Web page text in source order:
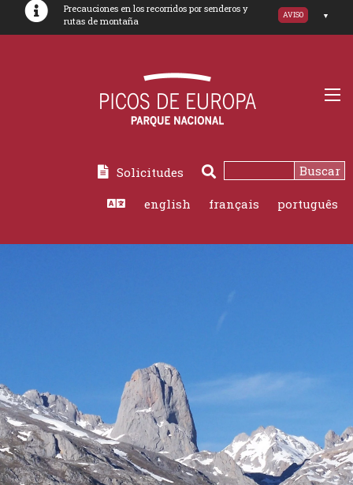
Precauciones en los recorridos por senderos y
rutas de montaña
AVISO
Solicitudes Buscar
english français português